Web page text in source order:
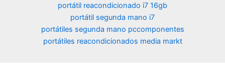
portátil reacondicionado i7 16gb
portátil segunda mano i7
portátiles segunda mano pccomponentes
portátiles reacondicionados media markt